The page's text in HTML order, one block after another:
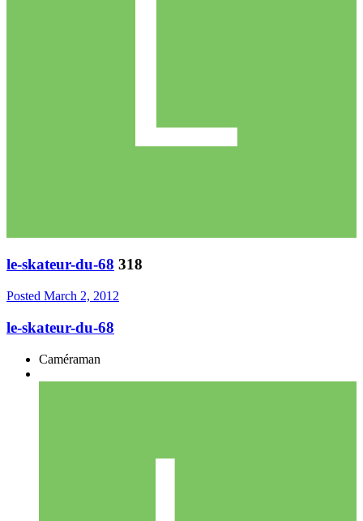
le-skateur-du-68 318
Posted March 2, 2012
le-skateur-du-68
Caméraman